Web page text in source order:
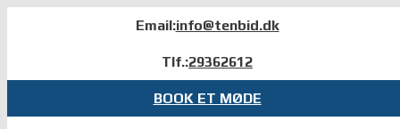
Email:info@tenbid.dk
Tlf.:29362612
BOOK ET MØDE